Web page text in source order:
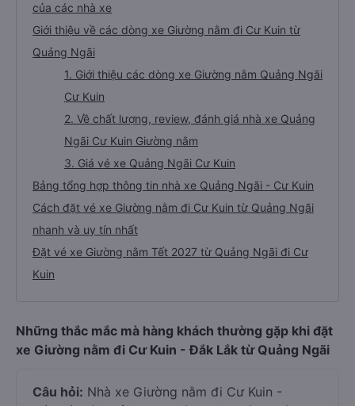
của các nhà xe
Giới thiệu về các dòng xe Giường nằm đi Cư Kuin từ
Quảng Ngãi
1. Giới thiệu các dòng xe Giường nằm Quảng Ngãi
Cư Kuin
2. Về chất lượng, review, đánh giá nhà xe Quảng
Ngãi Cư Kuin Giường nằm
3. Giá vé xe Quảng Ngãi Cư Kuin
Bảng tổng hợp thông tin nhà xe Quảng Ngãi - Cư Kuin
Cách đặt vé xe Giường nằm đi Cư Kuin từ Quảng Ngãi
nhanh và uy tín nhất
Đặt vé xe Giường nằm Tết 2027 từ Quảng Ngãi đi Cư
Kuin
Những thắc mắc mà hàng khách thường gặp khi đặt
xe Giường nằm đi Cư Kuin - Đắk Lắk từ Quảng Ngãi
Câu hỏi: Nhà xe Giường nằm đi Cư Kuin -